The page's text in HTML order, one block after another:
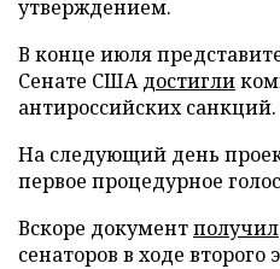
утверждением.
В конце июля
Сенате СШАдостигли
антироссийских санкций.
На следующий день
первое процедурное
Вскоре документполучил
сенаторов в ходе второго